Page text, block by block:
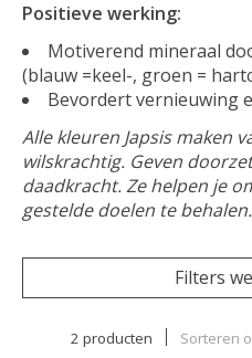
Positieve werking:
Motiverend mineraal
(blauw =keel-, groen =
Bevordert vernieuwing
Alle kleuren Japsis maken
wilskrachtig. Geven
daadkracht. Ze helpen je
gestelde doelen te behalen.
Filters
2 producten Sorteren